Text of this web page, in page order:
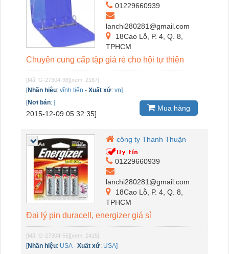
01229660939
lanchi280281@gmail.com
18Cao Lỗ, P. 4, Q. 8,
TPHCM
Chuyên cung cấp tập giá rẻ cho hội tự thiện
[Mã: G-27304-38][xem: 2167]
[Nhãn hiệu: vĩnh tiến - Xuất xứ: vn]
[Nơi bán: ]
2015-12-09 05:32:35]
Mua hàng
công ty Thanh Thuận
01229660939
lanchi280281@gmail.com
18Cao Lỗ, P. 4, Q. 8,
TPHCM
Đại lý pin duracell, energizer giá sỉ
[Mã: G-27304-56][xem: 2415]
[Nhãn hiệu: USA- Xuất xứ: USA]